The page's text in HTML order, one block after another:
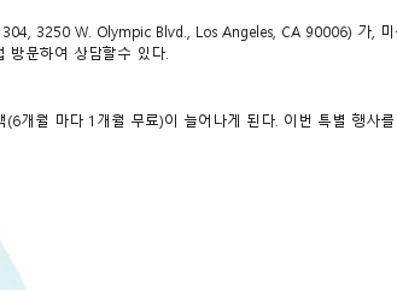
3250 W. Olympic Blvd., Los Angeles, CA 90006) 가,
방문하여 상담할수 있다.
개월 마다 1개월 무료)이 늘어나게 된다. 이번 특별 행사